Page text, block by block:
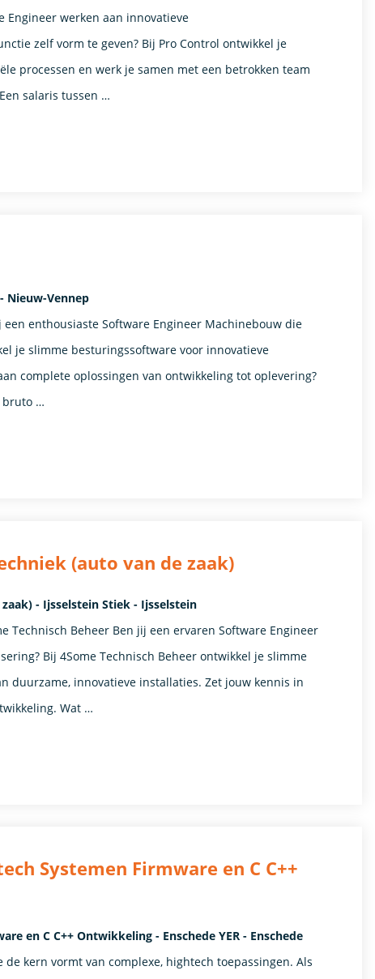
Engineer werken aan innovatieve
zelf vorm te geven? Bij Pro Control ontwikkel je
processen en werk je samen met een betrokken team
salaris tussen …
Nieuw-Vennep
enthousiaste Software Engineer Machinebouw die
je slimme besturingssoftware voor innovatieve
complete oplossingen van ontwikkeling tot oplevering?
bruto …
(auto van de zaak)
- Ijsselstein Stiek - Ijsselstein
Technisch Beheer Ben jij een ervaren Software Engineer
Bij 4Some Technisch Beheer ontwikkel je slimme
duurzame, innovatieve installaties. Zet jouw kennis in
Wat …
Systemen Firmware en C C++
en C C++ Ontwikkeling - Enschede YER - Enschede
kern vormt van complexe, hightech toepassingen. Als